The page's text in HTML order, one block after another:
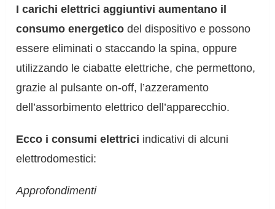
I carichi elettrici aggiuntivi aumentano il
consumo energetico del dispositivo e possono
essere eliminati o staccando la spina, oppure
utilizzando le ciabatte elettriche, che permettono,
grazie al pulsante on-off, l’azzeramento
dell’assorbimento elettrico dell’apparecchio.
Ecco i consumi elettrici indicativi di alcuni
elettrodomestici:
Approfondimenti